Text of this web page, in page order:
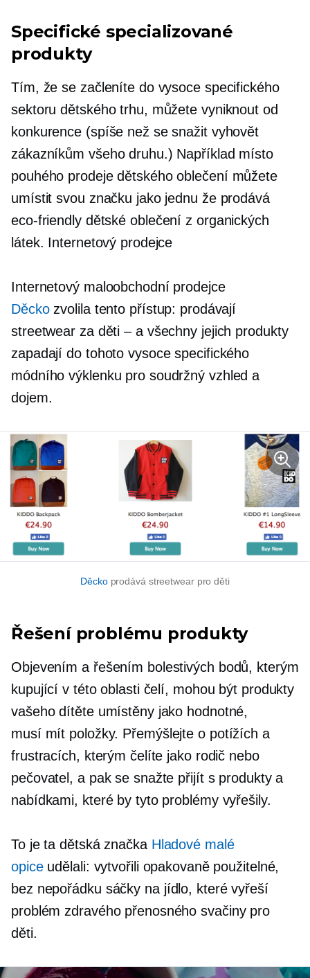
Specifické specializované
produkty
Tím, že se začleníte do vysoce specifického
sektoru dětského trhu, můžete vyniknout od
konkurence (spíše než se snažit vyhovět
zákazníkům všeho druhu.) Například místo
pouhého prodeje dětského oblečení můžete
umístit svou značku jako jednu že prodává
eco-friendlydětské oblečení z organických
látek. Internetový prodejce
Internetový maloobchodní prodejce
Děckozvolila tento přístup: prodávají
streetwear za děti – avšechny jejich produkty
zapadají do tohoto vysoce specifického
módního výklenku pro soudržný vzhled a
dojem.
Děckoprodává streetwear pro děti
Řešení problému produkty
Objevením a řešením bolestivých bodů, kterým
kupující v této oblasti čelí, mohou být produkty
vašeho dítěte umístěny jako hodnotné,
musí mít položky. Přemýšlejte o potížích a
frustracích, kterým čelíte jako rodič nebo
pečovatel, a pak se snažte přijít s produkty a
nabídkami, které by tyto problémy vyřešily.
To je ta dětská značka Hladové malé
opiceudělali: vytvořili opakovaně použitelné,
bez nepořádku sáčky na jídlo, které vyřeší
problém zdravého přenosného svačiny pro
děti.